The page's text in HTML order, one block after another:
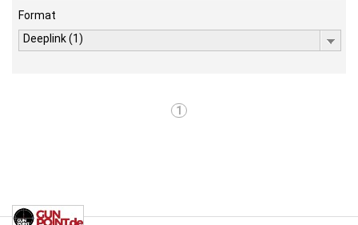
Format
Deeplink (1)
1